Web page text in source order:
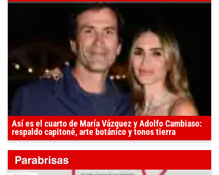
Así es el cuarto de María Vázquez y Adolfo Cambiaso:
respaldo capitoné, arte botánico y tonos tierra